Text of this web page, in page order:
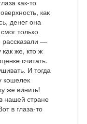
как-то
как
денег она
только
рассказали —
же, кто ж
считать.
И тогда
кошелек
же винить!
нашей стране
в глаза-то